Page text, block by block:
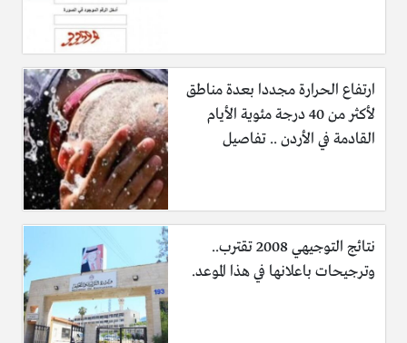
ارتفاع الحرارة مجددا بعدة مناطق
لأكثر من 40 درجة مئوية الأيام
القادمة في الأردن .. تفاصيل
نتائج التوجيهي 2008 تقترب..
وترجيحات باعلانها في هذا الموعد.